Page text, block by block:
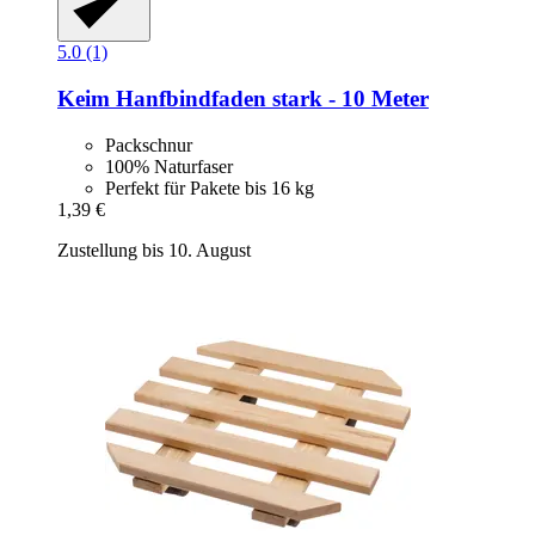
5.0 (1)
Keim Hanfbindfaden stark -​ 10 Meter
Packschnur
100% Naturfaser
Perfekt für Pakete bis 16 kg
1,39 €
Zustellung bis 10. August